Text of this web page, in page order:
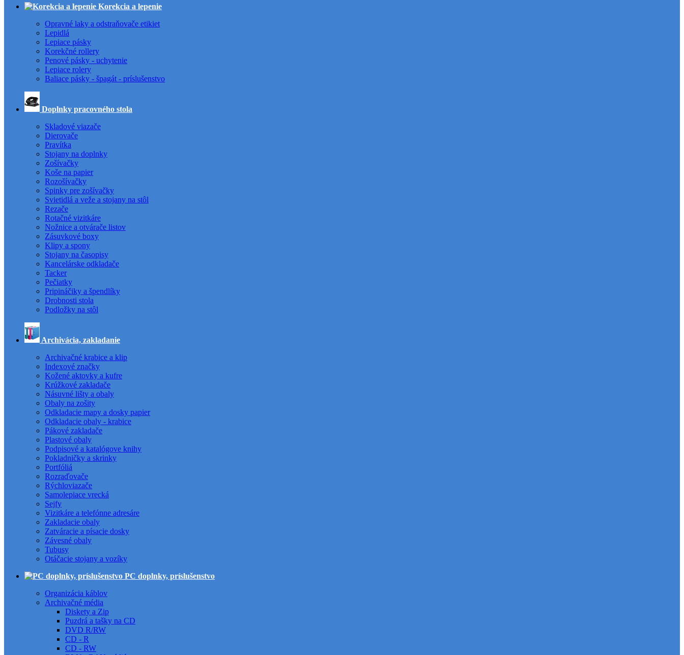
Korekcia a lepenie
Opravné laky a odstraňovače etikiet
Lepidlá
Lepiace pásky
Korekčné rollery
Penové pásky - uchytenie
Lepiace rolery
Baliace pásky - špagát - príslušenstvo
Doplnky pracovného stola
Skladové viazače
Dierovače
Pravítka
Stojany na doplnky
Zošívačky
Koše na papier
Rozošívačky
Spinky pre zošívačky
Svietidlá a veže a stojany na stôl
Rezače
Rotačné vizitkáre
Nožnice a otvárače listov
Zásuvkové boxy
Klipy a spony
Stojany na časopisy
Kancelárske odkladače
Tacker
Pečiatky
Pripináčiky a špendlíky
Drobnosti stola
Podložky na stôl
Archivácia, zakladanie
Archivačné krabice a klip
Indexové značky
Kožené aktovky a kufre
Krúžkové zakladače
Násuvné lišty a obaly
Obaly na zošity
Odkladacie mapy a dosky papier
Odkladacie obaly - krabice
Pákové zakladače
Plastové obaly
Podpisové a katalógove knihy
Pokladničky a skrinky
Portfóliá
Rozraďovače
Rýchloviazače
Samolepiace vrecká
Sejfy
Vizitkáre a telefónne adresáre
Zakladacie obaly
Zatváracie a písacie dosky
Závesné obaly
Tubusy
Otáčacie stojany a vozíky
PC doplnky, príslušenstvo
Organizácia káblov
Archivačné média
Diskety a Zip
Puzdrá a tašky na CD
DVD R/RW
CD - R
CD - RW